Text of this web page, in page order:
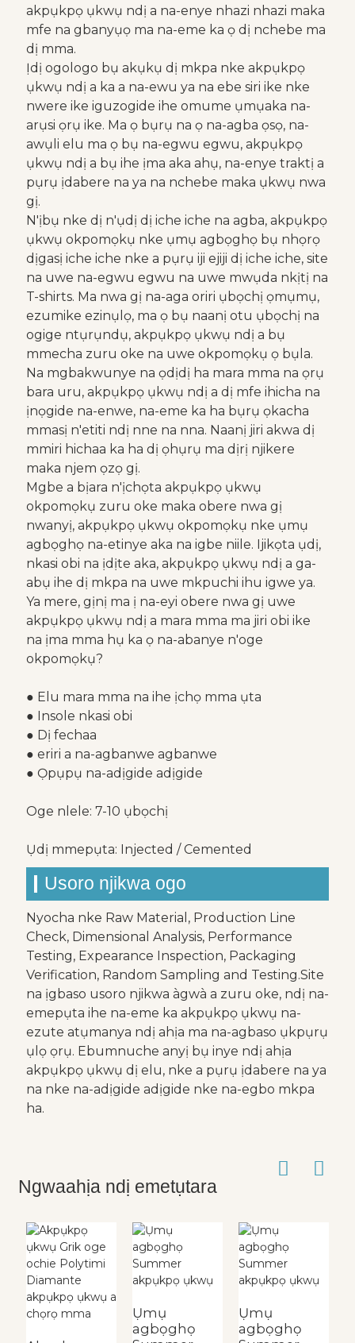
akpụkpọ ụkwụ ndị a na-enye nhazi nhazi maka
mfe na gbanyụọ ma na-eme ka ọ dị nchebe ma
dị mma.
Ịdị ogologo bụ akụkụ dị mkpa nke akpụkpọ
ụkwụ ndị a ka a na-ewu ya na ebe siri ike nke
nwere ike iguzogide ihe omume ụmụaka na-
arụsi ọrụ ike. Ma ọ bụrụ na ọ na-agba ọsọ, na-
awụli elu ma ọ bụ na-egwu egwu, akpụkpọ
ụkwụ ndị a bụ ihe ịma aka ahụ, na-enye traktị a
pụrụ ịdabere na ya na nchebe maka ụkwụ nwa
gị.
N'ịbụ nke dị n'ụdị dị iche iche na agba, akpụkpọ
ụkwụ okpomọkụ nke ụmụ agbọghọ bụ nhọrọ
dịgasị iche iche nke a pụrụ iji ejiji dị iche iche, site
na uwe na-egwu egwu na uwe mwụda nkịtị na
T-shirts. Ma nwa gị na-aga oriri ụbọchị ọmụmụ,
ezumike ezinụlọ, ma ọ bụ naanị otu ụbọchị na
ogige ntụrụndụ, akpụkpọ ụkwụ ndị a bụ
mmecha zuru oke na uwe okpomọkụ ọ bụla.
Na mgbakwunye na ọdịdị ha mara mma na ọrụ
bara uru, akpụkpọ ụkwụ ndị a dị mfe ihicha na
ịnọgide na-enwe, na-eme ka ha bụrụ ọkacha
mmasị n'etiti ndị nne na nna. Naanị jiri akwa dị
mmiri hichaa ka ha dị ọhụrụ ma dịrị njikere
maka njem ọzọ gị.
Mgbe a bịara n'ịchọta akpụkpọ ụkwụ
okpomọkụ zuru oke maka obere nwa gị
nwanyị, akpụkpọ ụkwụ okpomọkụ nke ụmụ
agbọghọ na-etinye aka na igbe niile. Ijikọta ụdị,
nkasi obi na ịdịte aka, akpụkpọ ụkwụ ndị a ga-
abụ ihe dị mkpa na uwe mkpuchi ihu igwe ya.
Ya mere, gịnị ma ị na-eyi obere nwa gị uwe
akpụkpọ ụkwụ ndị a mara mma ma jiri obi ike
na ịma mma hụ ka ọ na-abanye n'oge
okpomọkụ?
● Elu mara mma na ihe ịchọ mma ụta
● Insole nkasi obi
● Dị fechaa
● eriri a na-agbanwe agbanwe
● Ọpụpụ na-adịgide adịgide
Oge nlele: 7-10 ụbọchị
Ụdị mmepụta: Injected / Cemented
Usoro njikwa ogo
Nyocha nke Raw Material, Production Line
Check, Dimensional Analysis, Performance
Testing, Expearance Inspection, Packaging
Verification, Random Sampling and Testing.Site
na ịgbaso usoro njikwa àgwà a zuru oke, ndị na-
emepụta ihe na-eme ka akpụkpọ ụkwụ na-
ezute atụmanya ndị ahịa ma na-agbaso ụkpụrụ
ụlọ ọrụ. Ebumnuche anyị bụ inye ndị ahịa
akpụkpọ ụkwụ dị elu, nke a pụrụ ịdabere na ya
na nke na-adịgide adịgide nke na-egbo mkpa
ha.
Ngwaahịa ndị emetụtara
Ụmụ
agbọghọ
Ụmụ
agbọghọ